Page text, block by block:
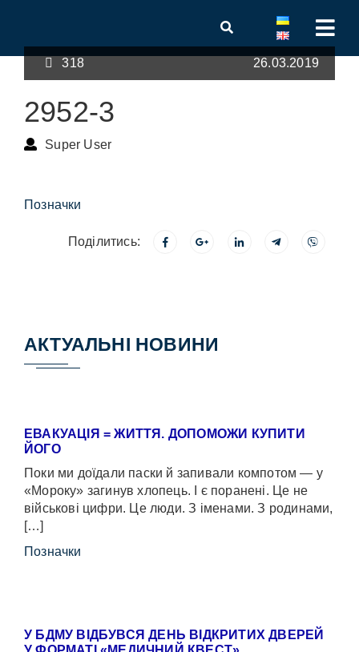
318 26.03.2019
2952-3
Super User
Позначки
Поділитись:
АКТУАЛЬНІ НОВИНИ
ЕВАКУАЦІЯ = ЖИТТЯ. ДОПОМОЖИ КУПИТИ
ЙОГО
Поки ми доїдали паски й запивали компотом — у
«Мороку» загинув хлопець. І є поранені. Це не
військові цифри. Це люди. З іменами. З родинами,
[…]
Позначки
У БДМУ ВІДБУВСЯ ДЕНЬ ВІДКРИТИХ ДВЕРЕЙ